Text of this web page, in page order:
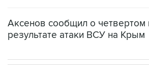
Аксенов сообщил о
результате атаки ВСУ на Крым